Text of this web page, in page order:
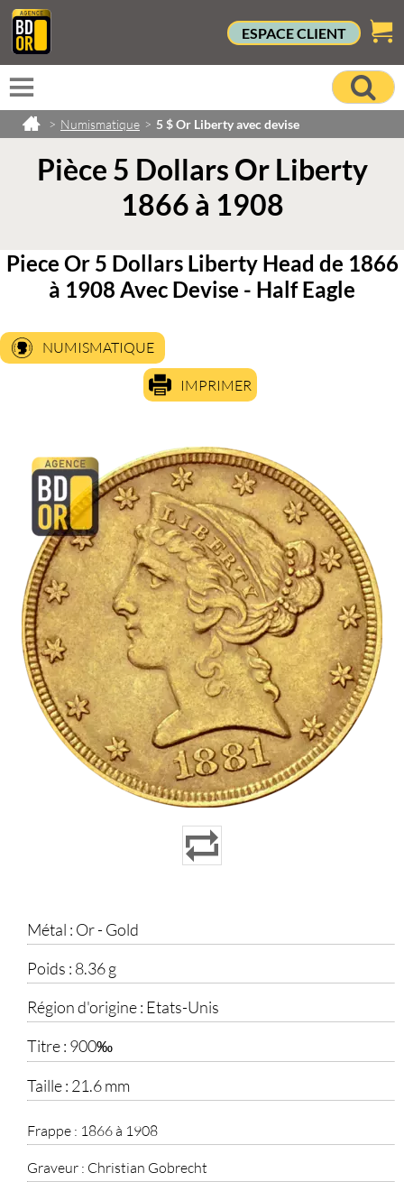
ESPACE CLIENT
> Numismatique > 5 $ Or Liberty avec devise
Pièce 5 Dollars Or Liberty
1866 à 1908
Piece Or 5 Dollars Liberty Head de 1866
à 1908 Avec Devise - Half Eagle
NUMISMATIQUE
IMPRIMER
Métal : Or - Gold
Poids : 8.36 g
Région d'origine : Etats-Unis
Titre : 900‰
Taille : 21.6 mm
Frappe : 1866 à 1908
Graveur : Christian Gobrecht